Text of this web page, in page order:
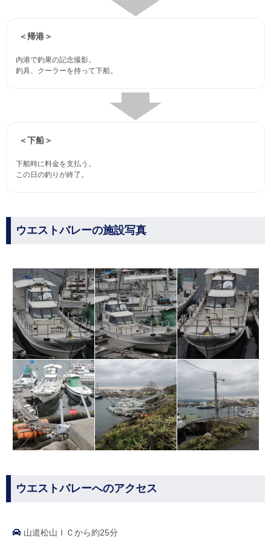
＜帰港＞
内港で釣果の記念撮影。
釣具、クーラーを持って下船。
＜下船＞
下船時に料金を支払う。
この日の釣りが終了。
ウエストバレーの施設写真
ウエストバレーへのアクセス
山道松山ＩＣから約25分